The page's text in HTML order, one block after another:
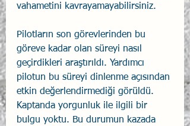
vahametini kavrayamayabilirsiniz.
Pilotların son görevlerinden bu
göreve kadar olan süreyi nasıl
geçirdikleri araştırıldı. Yardımcı
pilotun bu süreyi dinlenme açısından
etkin değerlendirmediği görüldü.
Kaptanda yorgunluk ile ilgili bir
bulgu yoktu. Bu durumun kazada